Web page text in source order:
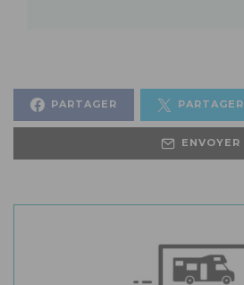
PARTAGER PARTAGER
ENVOYER